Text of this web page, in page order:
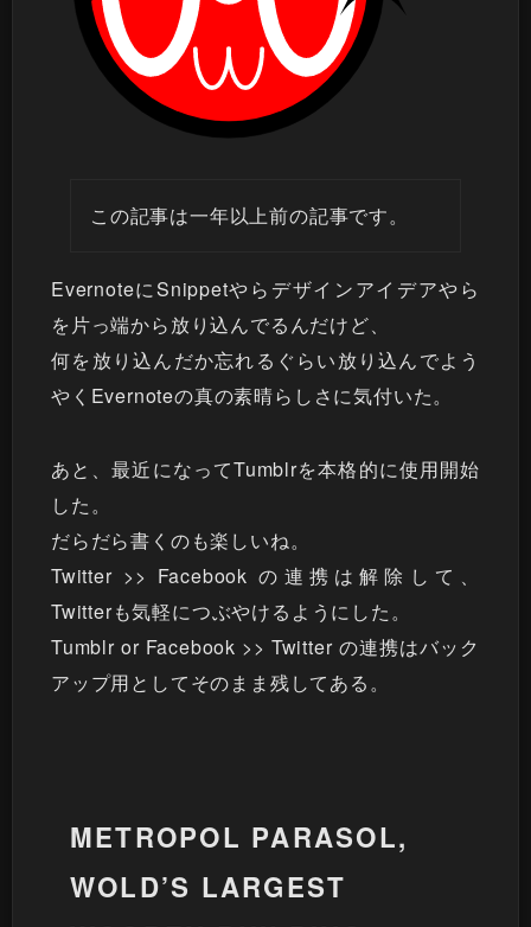
この記事は一年以上前の記事です。
EvernoteにSnippetやらデザインアイデアやら
を片っ端から放り込んでるんだけど、
何を放り込んだか忘れるぐらい放り込んでよう
やくEvernoteの真の素晴らしさに気付いた。
あと、最近になってTumblrを本格的に使用開始
した。
だらだら書くのも楽しいね。
Twitter >> Facebook の連携は解除して、
Twitterも気軽につぶやけるようにした。
Tumblr or Facebook >> Twitter の連携はバック
アップ用としてそのまま残してある。
METROPOL PARASOL,
WOLD’S LARGEST